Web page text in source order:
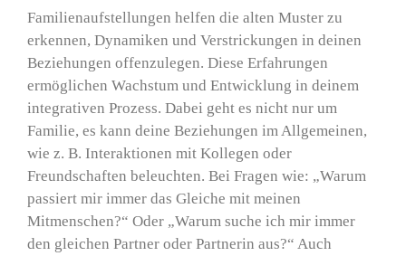
Familienaufstellungen helfen die alten Muster zu
erkennen, Dynamiken und Verstrickungen in deinen
Beziehungen offenzulegen. Diese Erfahrungen
ermöglichen Wachstum und Entwicklung in deinem
integrativen Prozess. Dabei geht es nicht nur um
Familie, es kann deine Beziehungen im Allgemeinen,
wie z. B. Interaktionen mit Kollegen oder
Freundschaften beleuchten. Bei Fragen wie: „Warum
passiert mir immer das Gleiche mit meinen
Mitmenschen?“ Oder „Warum suche ich mir immer
den gleichen Partner oder Partnerin aus?“ Auch